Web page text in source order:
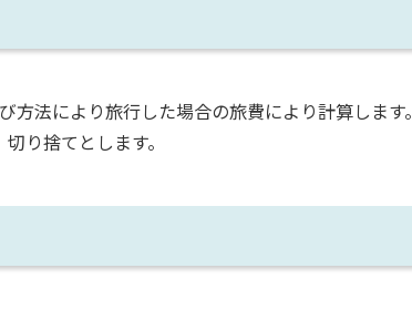
法により旅行した場合の旅費により計算します。
り捨てとします。